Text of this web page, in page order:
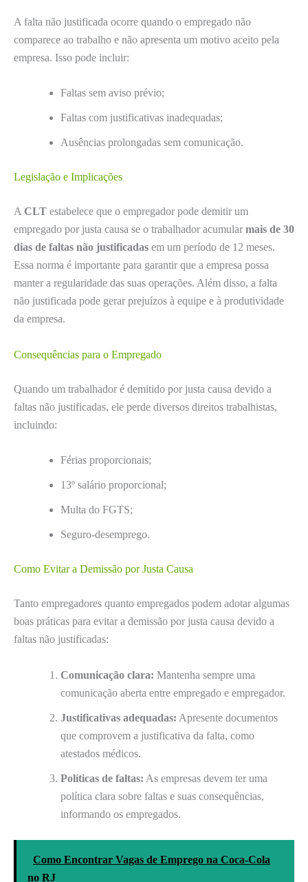
A falta não justificada ocorre quando o empregado não
comparece ao trabalho e não apresenta um motivo aceito pela
empresa. Isso pode incluir:
Faltas sem aviso prévio;
Faltas com justificativas inadequadas;
Ausências prolongadas sem comunicação.
Legislação e Implicações
A CLT estabelece que o empregador pode demitir um
empregado por justa causa se o trabalhador acumular mais de 30
dias de faltas não justificadas em um período de 12 meses.
Essa norma é importante para garantir que a empresa possa
manter a regularidade das suas operações. Além disso, a falta
não justificada pode gerar prejuízos à equipe e à produtividade
da empresa.
Consequências para o Empregado
Quando um trabalhador é demitido por justa causa devido a
faltas não justificadas, ele perde diversos direitos trabalhistas,
incluindo:
Férias proporcionais;
13º salário proporcional;
Multa do FGTS;
Seguro-desemprego.
Como Evitar a Demissão por Justa Causa
Tanto empregadores quanto empregados podem adotar algumas
boas práticas para evitar a demissão por justa causa devido a
faltas não justificadas:
Comunicação clara: Mantenha sempre uma
comunicação aberta entre empregado e empregador.
Justificativas adequadas: Apresente documentos
que comprovem a justificativa da falta, como
atestados médicos.
Políticas de faltas: As empresas devem ter uma
política clara sobre faltas e suas consequências,
informando os empregados.
Como Encontrar Vagas de Emprego na Coca-Cola
no RJ